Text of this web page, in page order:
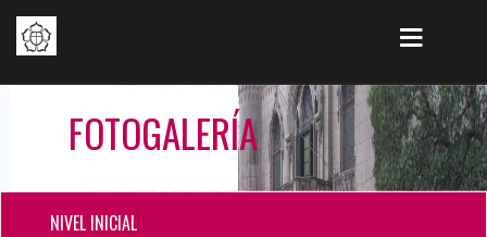
FOTOGALERÍA
NIVEL INICIAL